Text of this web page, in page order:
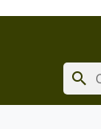
search